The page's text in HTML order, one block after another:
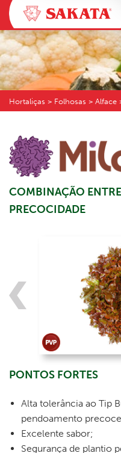
Hortaliças > Folhosas > Alface
COMBINAÇÃO
PRECOCIDADE
PONTOS FORTES
Alta tolerância ao Tip
pendoamento
Excelente sabor;
Segurança de plantio